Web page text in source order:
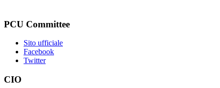
PCU Committee
Sito ufficiale
Facebook
Twitter
CIO